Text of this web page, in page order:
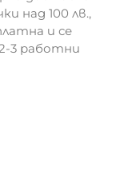
над 100 лв.,
и се
3 работни